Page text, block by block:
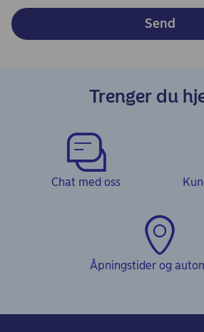
Send
Trenger du
Chat med oss
Åpningstider og